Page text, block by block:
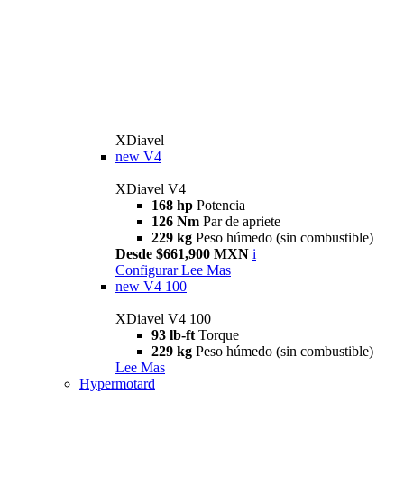
XDiavel
new V4
XDiavel V4
168 hp Potencia
126 Nm Par de apriete
229 kg Peso húmedo (sin combustible)
Desde $661,900 MXN i
Configurar Lee Mas
new V4 100
XDiavel V4 100
93 lb-ft Torque
229 kg Peso húmedo (sin combustible)
Lee Mas
Hypermotard